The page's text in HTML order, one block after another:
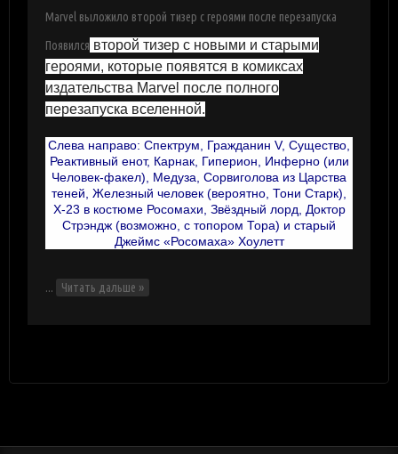
Marvel выложило второй тизер с героями после перезапуска
Появился второй тизер с новыми и старыми
героями, которые появятся в комиксах
издательства Marvel после полного
перезапуска вселенной.
Слева направо: Спектрум, Гражданин V, Существо,
Реактивный енот, Карнак, Гиперион, Инферно (или
Человек-факел), Медуза, Сорвиголова из Царства
теней, Железный человек (вероятно, Тони Старк),
X-23 в костюме Росомахи, Звёздный лорд, Доктор
Стрэндж (возможно, с топором Тора) и старый
Джеймс «Росомаха» Хоулетт
... Читать дальше »